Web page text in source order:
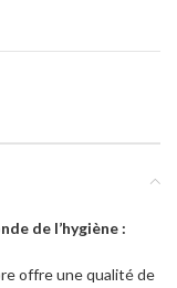
de l’hygiène :
offre une qualité de